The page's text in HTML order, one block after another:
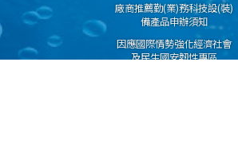
廠商推薦勤(業)務科技設(裝)
備產品申辦須知
因應國際情勢強化經濟社會
及民生國安韌性專區